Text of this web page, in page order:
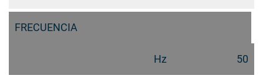
FRECUENCIA
Hz 50